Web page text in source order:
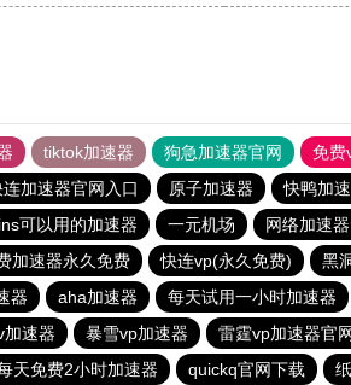
tiktok加速器 狗急加速器官网 免费
连加速器官网入口 原子加速器 快鸭加
ins可以用的加速器 一元机场 网络加速
加速器永久免费 快连vp(永久免费) 黑
器 aha加速器 每天试用一小时加速器
加速器 暴雪vp加速器 雷霆vp加速器官
天免费2小时加速器 quickq官网下载